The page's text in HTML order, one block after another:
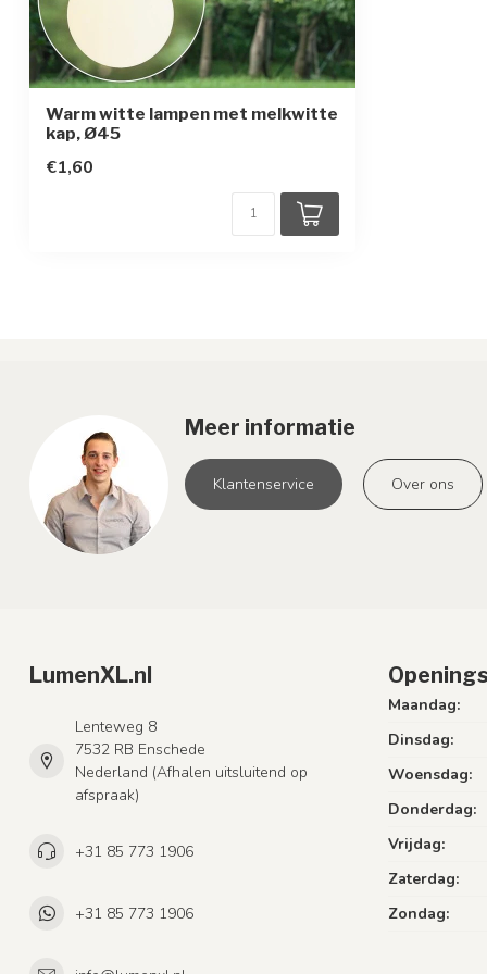
Warm witte lampen met melkwitte
kap, Ø45
€1,60
Meer informatie
Klantenservice Over ons
LumenXL.nl
Lenteweg 8
7532 RB Enschede
Nederland (Afhalen uitsluitend op
afspraak)
+31 85 773 1906
+31 85 773 1906
Maandag:
Dinsdag:
Woensdag:
Donderdag:
Vrijdag:
Zaterdag:
Zondag: